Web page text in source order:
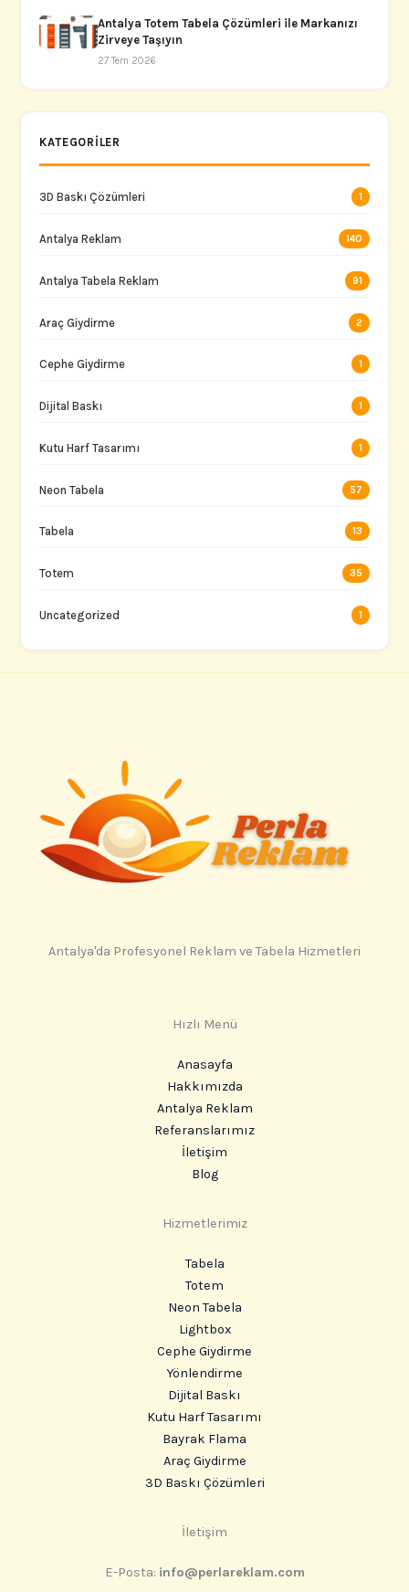
Antalya Totem Tabela Çözümleri ile Markanızı
Zirveye Taşıyın
27 Tem 2026
KATEGORILER
3D Baskı Çözümleri 1
Antalya Reklam 140
Antalya Tabela Reklam 91
Araç Giydirme 2
Cephe Giydirme 1
Dijital Baskı 1
Kutu Harf Tasarımı 1
Neon Tabela 57
Tabela 13
Totem 35
Uncategorized 1
Antalya'da Profesyonel Reklam ve Tabela Hizmetleri
Hızlı Menü
Anasayfa
Hakkımızda
Antalya Reklam
Referanslarımız
İletişim
Blog
Hizmetlerimiz
Tabela
Totem
Neon Tabela
Lightbox
Cephe Giydirme
Yönlendirme
Dijital Baskı
Kutu Harf Tasarımı
Bayrak Flama
Araç Giydirme
3D Baskı Çözümleri
İletişim
E-Posta: info@perlareklam.com